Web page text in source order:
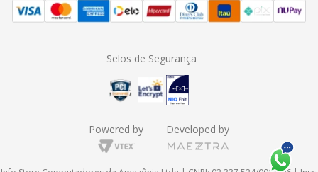
Selos de Segurança
Powered by Developed by